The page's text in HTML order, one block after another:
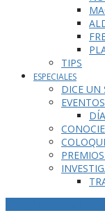
TIPS
ESPECIALES
DICE UN
EVENTOS